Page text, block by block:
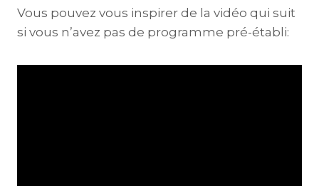
Vous pouvez vous inspirer de la vidéo qui suit
si vous n’avez pas de programme pré-établi: